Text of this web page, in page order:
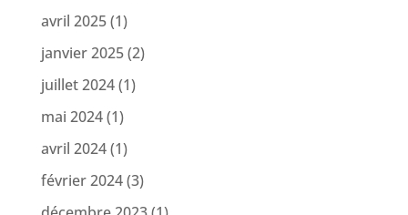
avril 2025(1)
janvier 2025(2)
juillet 2024(1)
mai 2024(1)
avril 2024(1)
février 2024(3)